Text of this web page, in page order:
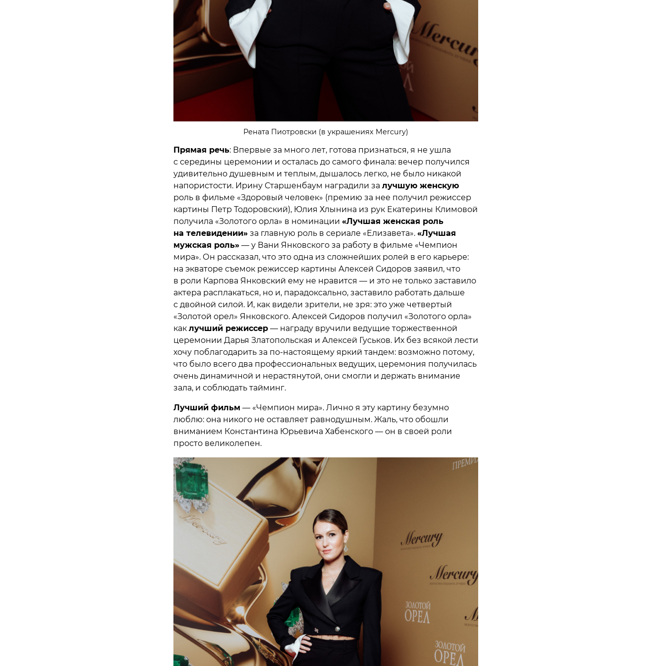
Рената Пиотровски (в украшениях Mercury)
Прямая речь: Впервые за много лет, готова признаться, я не ушла
с середины церемонии и осталась до самого финала: вечер получился
удивительно душевным и теплым, дышалось легко, не было никакой
напористости. Ирину Старшенбаум наградили за лучшую женскую
роль в фильме «Здоровый человек» (премию за нее получил режиссер
картины Петр Тодоровский), Юлия Хлынина из рук Екатерины Климовой
получила «Золотого орла» в номинации «Лучшая женская роль
на телевидении»за главную роль в сериале «Елизавета». «Лучшая
мужская роль»— у Вани Янковского за работу в фильме «Чемпион
мира». Он рассказал, что это одна из сложнейших ролей в его карьере:
на экваторе съемок режиссер картины Алексей Сидоров заявил, что
в роли Карпова Янковский ему не нравится — и это не только заставило
актера расплакаться, но и, парадоксально, заставило работать дальше
с двойной силой. И, как видели зрители, не зря: это уже четвертый
«Золотой орел» Янковского. Алексей Сидоров получил «Золотого орла»
как лучший режиссер— награду вручили ведущие торжественной
церемонии Дарья Златопольская и Алексей Гуськов. Их без всякой лести
хочу поблагодарить за по-настоящему яркий тандем: возможно потому,
что было всего два профессиональных ведущих, церемония получилась
очень динамичной и нерастянутой, они смогли и держать внимание
зала, и соблюдать тайминг.
Лучший фильм — «Чемпион мира». Лично я эту картину безумно
люблю: она никого не оставляет равнодушным. Жаль, что обошли
вниманием Константина Юрьевича Хабенского — он в своей роли
просто великолепен.